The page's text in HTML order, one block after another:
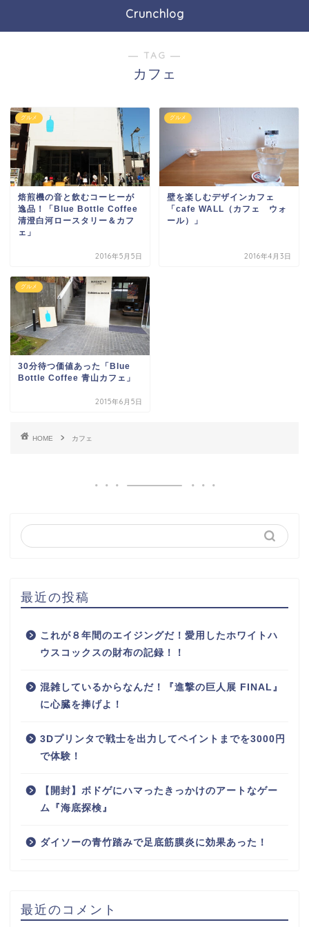
Crunchlog
― TAG ―
カフェ
グルメ
焙煎機の音と飲むコーヒーが
逸品！「Blue Bottle Coffee
清澄白河ロースタリー＆カフ
ェ」
2016年5月5日
グルメ
壁を楽しむデザインカフェ
「cafe WALL（カフェ ウォ
ール）」
2016年4月3日
グルメ
30分待つ価値あった「Blue
Bottle Coffee 青山カフェ」
2015年6月5日
HOME カフェ
最近の投稿
これが８年間のエイジングだ！愛用したホワイトハ
ウスコックスの財布の記録！！
混雑しているからなんだ！『進撃の巨人展 FINAL』
に心臓を捧げよ！
3Dプリンタで戦士を出力してペイントまでを3000円
で体験！
【開封】ボドゲにハマったきっかけのアートなゲー
ム『海底探検』
ダイソーの青竹踏みで足底筋膜炎に効果あった！
最近のコメント